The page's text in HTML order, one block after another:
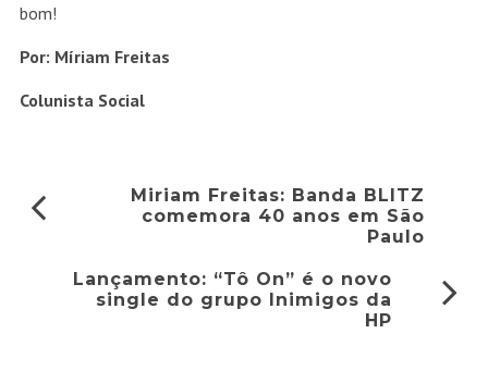
bom!
Por: Míriam Freitas
Colunista Social
Miriam Freitas: Banda BLITZ
comemora 40 anos em São
Paulo
Lançamento: “Tô On” é o novo
single do grupo Inimigos da
HP